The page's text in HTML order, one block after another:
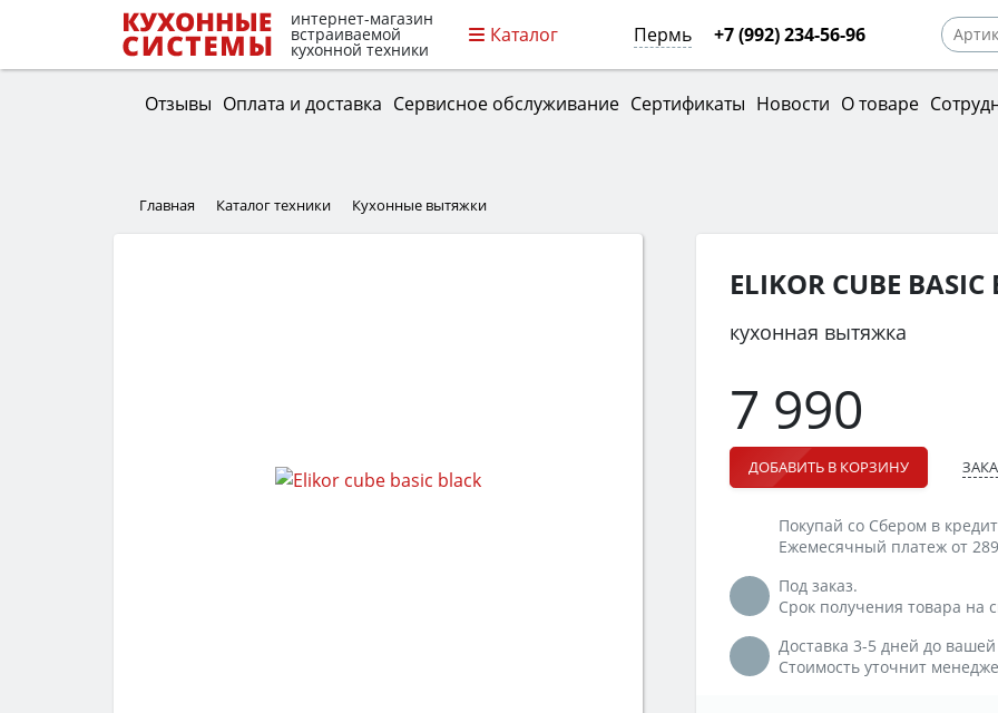
интернет-магазин
встраиваемой
кухонной техники
Каталог Пермь +7 (992) 234-56-96
Отзывы Оплата и доставка Сервисное обслуживание Сертификаты Новости О товаре
Главная Каталог техники Кухонные вытяжки
ELIKOR CUBE BASIC
кухонная вытяжка
7 990
ДОБАВИТЬ В КОРЗИНУ
Покупай со Сбером в
Ежемесячный платеж от
Под заказ.
Срок получения товара на
Доставка 3-5 дней до
Стоимость уточнит